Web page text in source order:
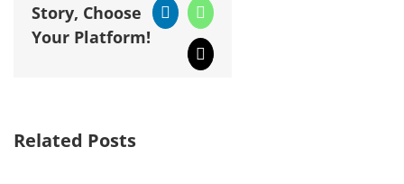
Story, Choose
Your Platform!
LinkedInWhatsApp
Email
Related Posts